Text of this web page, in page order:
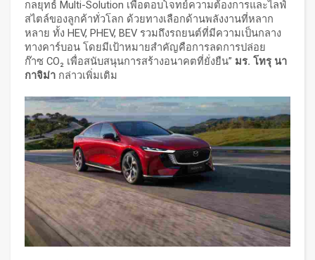
กลยุทธ์ Multi-Solution เพื่อตอบโจทย์ความต้องการและไลฟ์
สไตล์ของลูกค้าทั่วโลก ด้วยทางเลือกด้านพลังงานที่หลาก
หลาย ทั้ง HEV, PHEV, BEV รวมถึงรถยนต์ที่มีความเป็นกลาง
ทางคาร์บอน โดยมีเป้าหมายสำคัญคือการลดการปล่อย
ก๊าซ CO₂ เพื่อสนับสนุนการสร้างอนาคตที่ยั่งยืน” มร. โทรุ นา
กาจิม่า กล่าวเพิ่มเติม